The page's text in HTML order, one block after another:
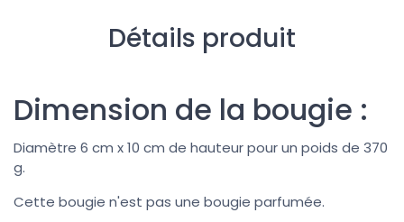
Détails produit
Dimension de la bougie :
Diamètre 6 cm x 10 cm de hauteur pour un poids de 370
g.
Cette bougie n'est pas une bougie parfumée.